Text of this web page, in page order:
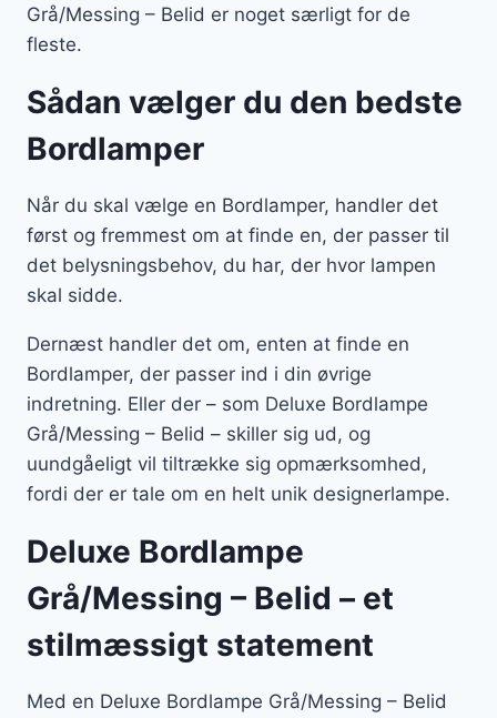
Grå/Messing – Belid er noget særligt for de
fleste.
Sådan vælger du den bedste
Bordlamper
Når du skal vælge en Bordlamper, handler det
først og fremmest om at finde en, der passer til
det belysningsbehov, du har, der hvor lampen
skal sidde.
Dernæst handler det om, enten at finde en
Bordlamper, der passer ind i din øvrige
indretning. Eller der – som Deluxe Bordlampe
Grå/Messing – Belid – skiller sig ud, og
uundgåeligt vil tiltrække sig opmærksomhed,
fordi der er tale om en helt unik designerlampe.
Deluxe Bordlampe
Grå/Messing – Belid – et
stilmæssigt statement
Med en Deluxe Bordlampe Grå/Messing – Belid